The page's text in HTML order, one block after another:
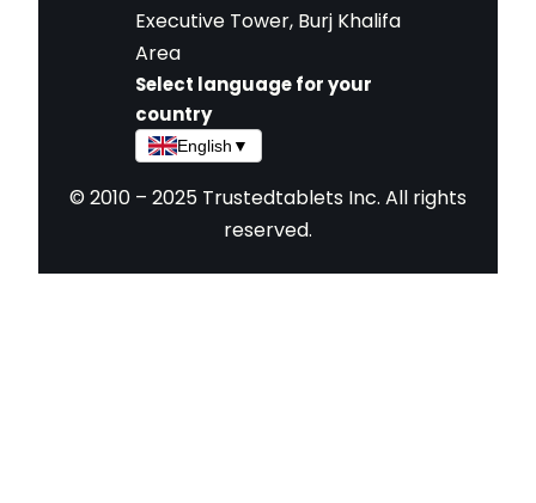
Executive Tower, Burj Khalifa
Area
Select language for your
country
English ▼
© 2010 – 2025 Trustedtablets Inc. All rights
reserved.